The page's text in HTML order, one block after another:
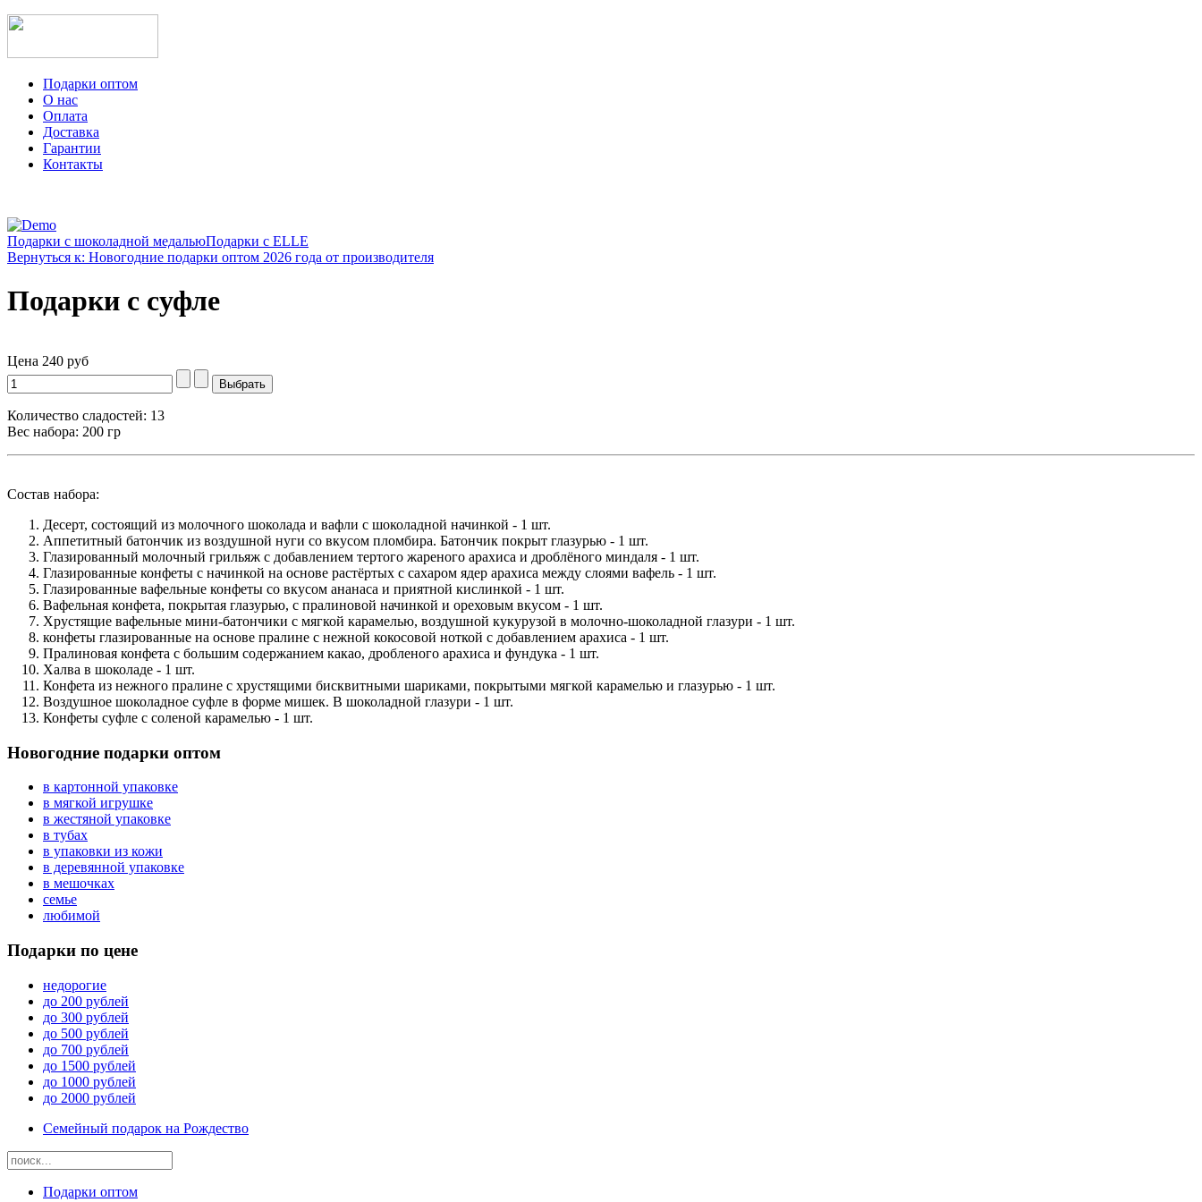
Подарки оптом
О нас
Оплата
Доставка
Гарантии
Контакты
Подарки с шоколадной медальюПодарки с ELLE
Вернуться к: Новогодние подарки оптом 2026 года от производителя
Подарки с суфле
Цена 240 руб
Количество сладостей: 13
Вес набора: 200 гр
Состав набора:
Десерт, состоящий из молочного шоколада и вафли с шоколадной начинкой - 1 шт.
Аппетитный батончик из воздушной нуги со вкусом пломбира. Батончик покрыт глазурью - 1 шт.
Глазированный молочный грильяж с добавлением тертого жареного арахиса и дроблёного миндаля - 1 шт.
Глазированные конфеты с начинкой на основе растёртых с сахаром ядер арахиса между слоями вафель - 1 шт.
Глазированные вафельные конфеты со вкусом ананаса и приятной кислинкой - 1 шт.
Вафельная конфета, покрытая глазурью, с пралиновой начинкой и ореховым вкусом - 1 шт.
Хрустящие вафельные мини-батончики с мягкой карамелью, воздушной кукурузой в молочно-шоколадной глазури - 1 шт.
конфеты глазированные на основе пралине с нежной кокосовой ноткой с добавлением арахиса - 1 шт.
Пралиновая конфета с большим содержанием какао, дробленого арахиса и фундука - 1 шт.
Халва в шоколаде - 1 шт.
Конфета из нежного пралине с хрустящими бисквитными шариками, покрытыми мягкой карамелью и глазурью - 1 шт.
Воздушное шоколадное суфле в форме мишек. В шоколадной глазури - 1 шт.
Конфеты суфле с соленой карамелью - 1 шт.
Новогодние подарки оптом
в картонной упаковке
в мягкой игрушке
в жестяной упаковке
в тубах
в упаковки из кожи
в деревянной упаковке
в мешочках
семье
любимой
Подарки по цене
недорогие
до 200 рублей
до 300 рублей
до 500 рублей
до 700 рублей
до 1500 рублей
до 1000 рублей
до 2000 рублей
Семейный подарок на Рождество
Подарки оптом